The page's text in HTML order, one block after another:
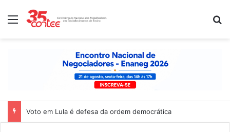
Menu
Voto em Lula é defesa da ordem democrática